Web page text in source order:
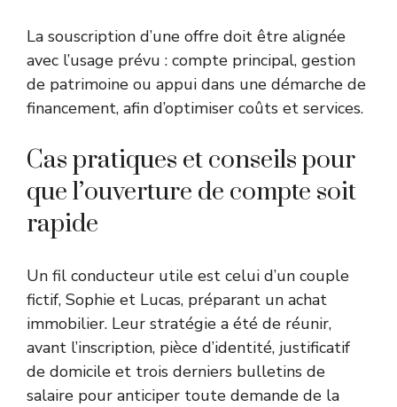
La souscription d’une offre doit être alignée
avec l’usage prévu : compte principal, gestion
de patrimoine ou appui dans une démarche de
financement, afin d’optimiser coûts et services.
Cas pratiques et conseils pour
que l’ouverture de compte soit
rapide
Un fil conducteur utile est celui d’un couple
fictif, Sophie et Lucas, préparant un achat
immobilier. Leur stratégie a été de réunir,
avant l’inscription, pièce d’identité, justificatif
de domicile et trois derniers bulletins de
salaire pour anticiper toute demande de la